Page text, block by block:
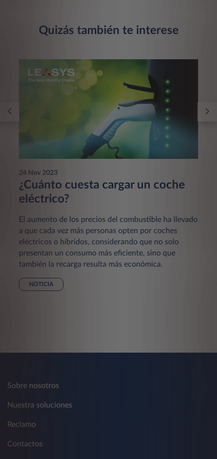
Quizás también te interese
24 Nov 2023
¿Cuánto cuesta cargar un coche
eléctrico?
El aumento de los precios del combustible ha llevado
a que cada vez más personas opten por coches
eléctricos o híbridos, considerando que no solo
presentan un consumo más eficiente, sino que
también la recarga resulta más económica.
NOTICIA
Sobre nosotros
Nuestra soluciones
Reclamo
Contactos